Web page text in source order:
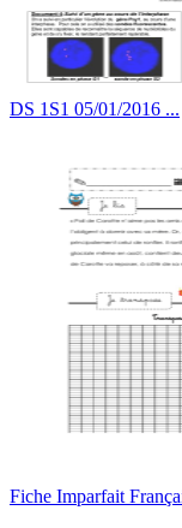
DS 1S1 05/01/2016 ...
Fiche Imparfait